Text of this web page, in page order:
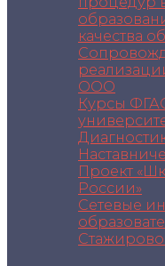
качества
ООО
Курсы
Проект
России»
Сетевые